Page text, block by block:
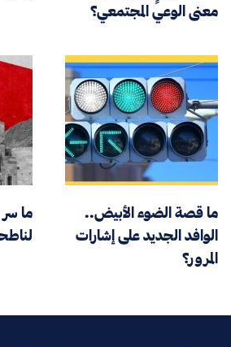
معنى الوعي المجتمعي؟
ما قصة الضوء الأبيض..
الوافد الجديد على إشارات
المرور؟
ما